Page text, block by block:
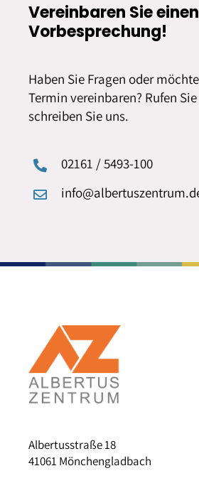
Vereinbaren Sie
Vorbesprechung!
Haben Sie Fragen oder
Termin vereinbaren? Rufen
schreiben Sie uns.
02161 / 5493-100
Albertusstraße 18
41061 Mönchengladbach